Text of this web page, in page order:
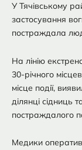
У Тячівському
застосування
постраждала
На лінію
30-річного
місце події,
ділянці сідниць
постраждалого
Медики